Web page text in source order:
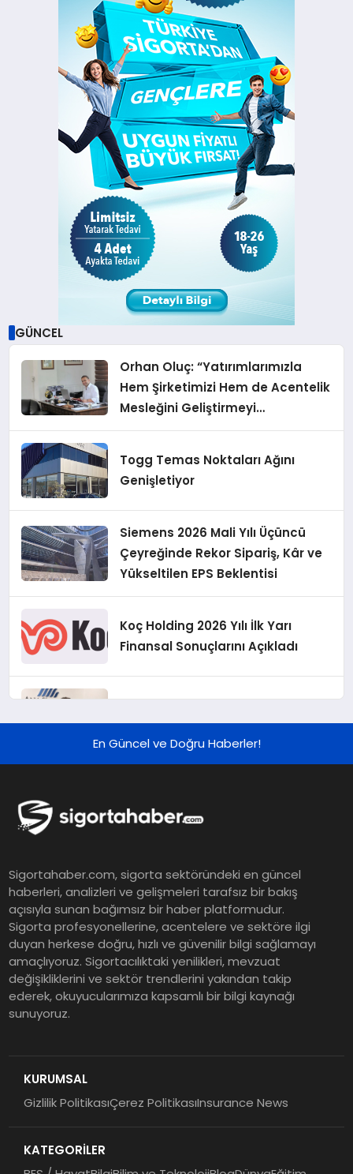
GÜNCEL
Orhan Oluç: “Yatırımlarımızla
Hem Şirketimizi Hem de Acentelik
Mesleğini Geliştirmeyi
Hedefliyoruz”
Togg Temas Noktaları Ağını
Genişletiyor
Siemens 2026 Mali Yılı Üçüncü
Çeyreğinde Rekor Sipariş, Kâr ve
Yükseltilen EPS Beklentisi
Koç Holding 2026 Yılı İlk Yarı
Finansal Sonuçlarını Açıkladı
Grup Müdürü Olarak Atandı
ürünleri uzun vadeyi tutuyor
Şekerbank 2026 İlk Yarı Finansal
Sonuçları
ING Türkiye 2026 Yılının İlk
Yarısına İlişkin Konsolide Finansal
Sonuçlarını Açıkladı
En Güncel ve Doğru Haberler!
Sigortahaber.com, sigorta sektöründeki en güncel
haberleri, analizleri ve gelişmeleri tarafsız bir bakış
açısıyla sunan bağımsız bir haber platformudur.
Sigorta profesyonellerine, acentelere ve sektöre ilgi
duyan herkese doğru, hızlı ve güvenilir bilgi sağlamayı
amaçlıyoruz. Sigortacılıktaki yenilikleri, mevzuat
değişikliklerini ve sektör trendlerini yakından takip
ederek, okuyucularımıza kapsamlı bir bilgi kaynağı
sunuyoruz.
KURUMSAL
Gizlilik PolitikasıÇerez PolitikasıInsurance News
KATEGORİLER